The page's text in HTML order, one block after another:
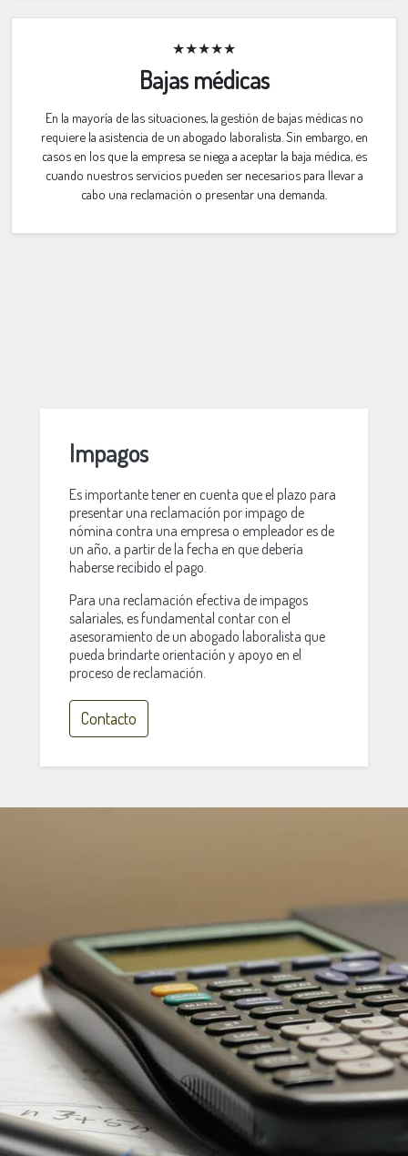
★★★★★
Bajas médicas
En la mayoría de las situaciones, la gestión de bajas médicas no
requiere la asistencia de un abogado laboralista. Sin embargo, en
casos en los que la empresa se niega a aceptar la baja médica, es
cuando nuestros servicios pueden ser necesarios para llevar a
cabo una reclamación o presentar una demanda.
Impagos
Es importante tener en cuenta que el plazo para
presentar una reclamación por impago de
nómina contra una empresa o empleador es de
un año, a partir de la fecha en que debería
haberse recibido el pago.
Para una reclamación efectiva de impagos
salariales, es fundamental contar con el
asesoramiento de un abogado laboralista que
pueda brindarte orientación y apoyo en el
proceso de reclamación.
Contacto